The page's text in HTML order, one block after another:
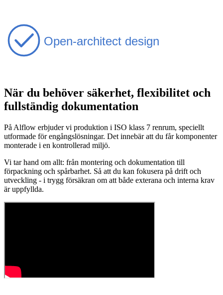
Open-architect design
När du behöver säkerhet, flexibilitet och
fullständig dokumentation
På Alflow erbjuder vi produktion i ISO klass 7 renrum, speciellt
utformade för engångslösningar. Det innebär att du får komponenter
monterade i en kontrollerad miljö.
Vi tar hand om allt: från montering och dokumentation till
förpackning och spårbarhet. Så att du kan fokusera på drift och
utveckling - i trygg försäkran om att både exterana och interna krav
är uppfyllda.